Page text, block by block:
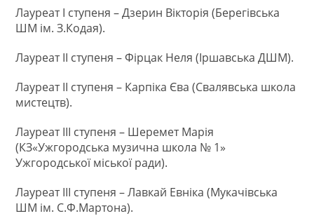
Лауреат І ступеня – Дзерин Вікторія (Берегівська
ШМ ім. З.Кодая).
Лауреат ІІ ступеня – Фірцак Неля (Іршавська ДШМ).
Лауреат ІІ ступеня – Карпіка Єва (Свалявська школа
мистецтв).
Лауреат ІІІ ступеня – Шеремет Марія
(КЗ«Ужгородська музична школа № 1»
Ужгородської міської ради).
Лауреат ІІІ ступеня – Лавкай Евніка (Мукачівська
ШМ ім. С.Ф.Мартона).